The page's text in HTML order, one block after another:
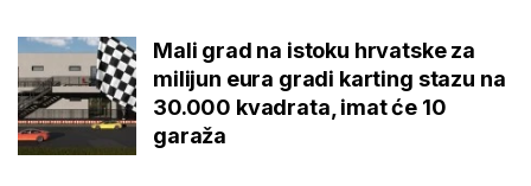
Mali grad na istoku hrvatske za
milijun eura gradi karting stazu na
30.000 kvadrata, imat će 10
garaža